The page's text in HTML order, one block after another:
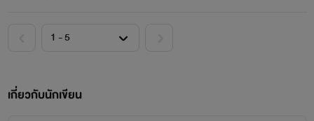
เกี่ยวกับนักเขียน